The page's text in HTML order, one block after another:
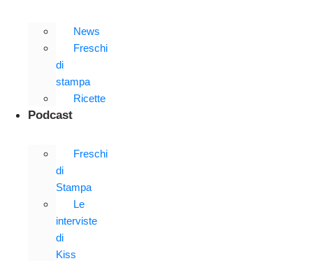
News
Freschi
di
stampa
Ricette
Podcast
Freschi
di
Stampa
Le
interviste
di
Kiss